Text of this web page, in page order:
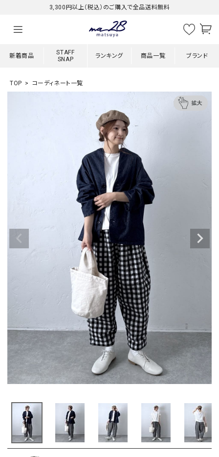
3,300円以上（税込）のご購入で全品送料無料
新着商品
STAFF
SNAP
ランキング 商品一覧 ブランド
TOP コーディネート一覧